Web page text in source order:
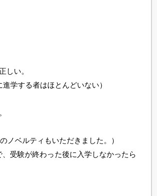
しい。
学する者はほとんどいない）
ノベルティもいただきました。）
受験が終わった後に入学しなかったら